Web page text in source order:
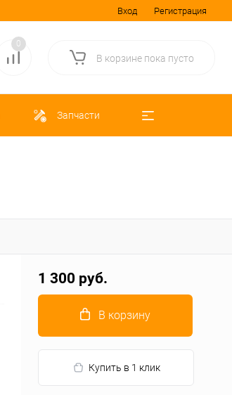
Вход Регистрация
0
В корзине пока пусто
Запчасти
1 300 руб.
В корзину
Купить в 1 клик